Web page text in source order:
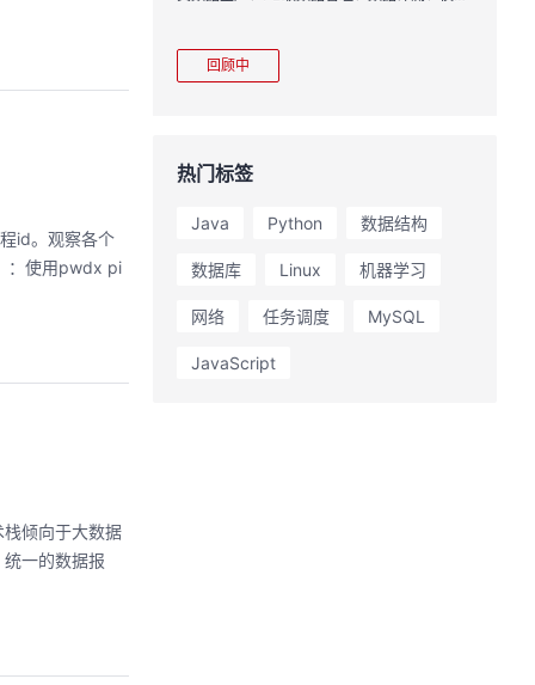
id。观察各个
：使用pwdx pi
倾向于大数据
一的数据报
回顾中
热门标签
Java Python 数据结构
数据库 Linux 机器学习
网络 任务调度 MySQL
JavaScript